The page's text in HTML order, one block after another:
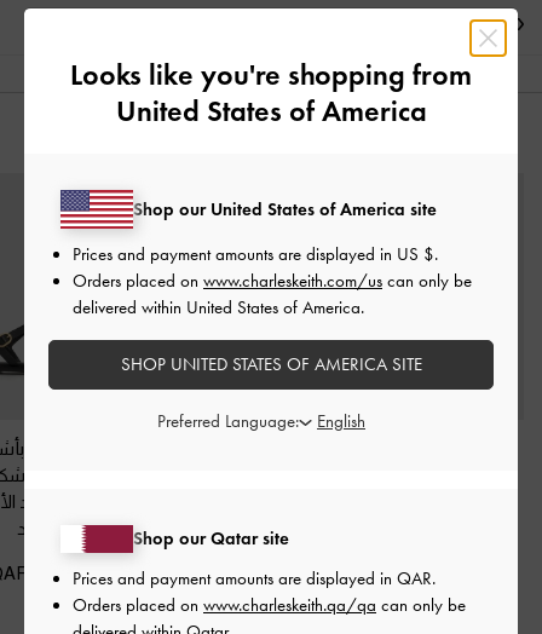
الشحن والإرجاع
تدوم
أسود
400.00 QAR
صندل إيزلي
متقاطعة عند
أسود
350.00 QAR
Looks like you're shopping from
United States of America
Shop our Qatar site
Prices and payment amounts are displayed in QAR.
Orders placed on www.charleskeith.qa/qa can only be
Shop our United States of America site
Prices and payment amounts are displayed in US $.
Orders placed on www.charleskeith.com/us can only be
delivered within United States of America.
SHOP UNITED STATES OF AMERICA SITE
Preferred Language: